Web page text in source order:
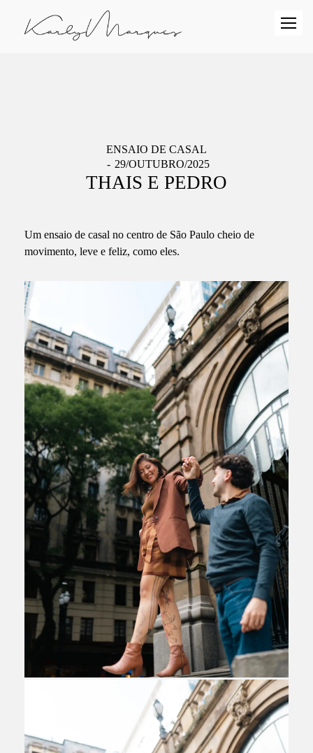
ENSAIO DE CASAL
29/OUTUBRO/2025
THAIS E PEDRO
Um ensaio de casal no centro de São Paulo cheio de
movimento, leve e feliz, como eles.